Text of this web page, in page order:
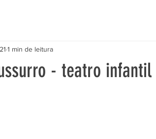
- teatro infantil
1 min de leitura